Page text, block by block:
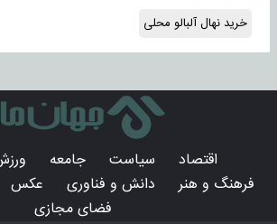
خرید نهال آلبالو محلی
اقتصاد سیاست جامعه
فرهنگ و هنر
دانش و فناوری عکس
فضای مجازی